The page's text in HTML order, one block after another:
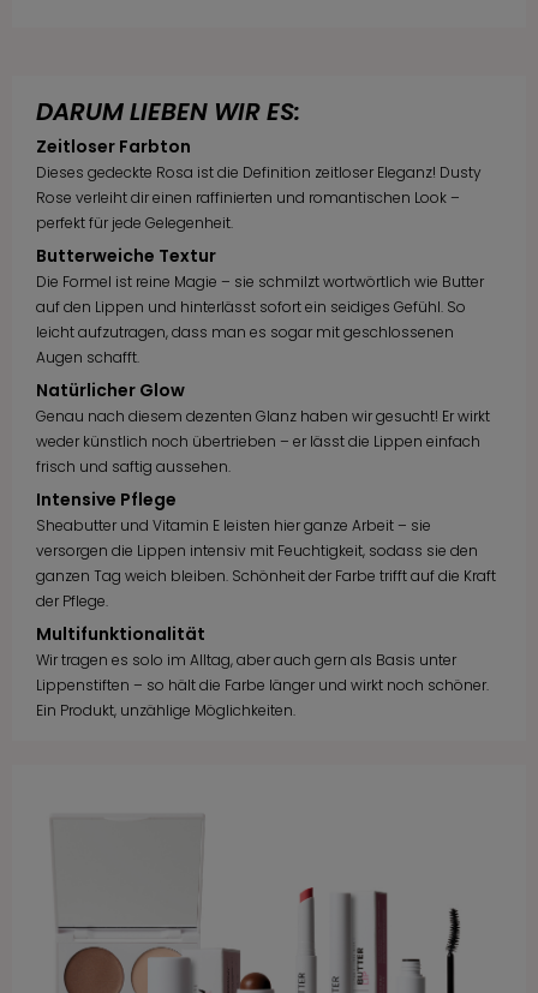
DARUM LIEBEN WIR ES:
Zeitloser Farbton
Dieses gedeckte Rosa ist die Definition zeitloser Eleganz! Dusty
Rose verleiht dir einen raffinierten und romantischen Look –
perfekt für jede Gelegenheit.
Butterweiche Textur
Die Formel ist reine Magie – sie schmilzt wortwörtlich wie Butter
auf den Lippen und hinterlässt sofort ein seidiges Gefühl. So
leicht aufzutragen, dass man es sogar mit geschlossenen
Augen schafft.
Natürlicher Glow
Genau nach diesem dezenten Glanz haben wir gesucht! Er wirkt
weder künstlich noch übertrieben – er lässt die Lippen einfach
frisch und saftig aussehen.
Intensive Pflege
Sheabutter und Vitamin E leisten hier ganze Arbeit – sie
versorgen die Lippen intensiv mit Feuchtigkeit, sodass sie den
ganzen Tag weich bleiben. Schönheit der Farbe trifft auf die Kraft
der Pflege.
Multifunktionalität
Wir tragen es solo im Alltag, aber auch gern als Basis unter
Lippenstiften – so hält die Farbe länger und wirkt noch schöner.
Ein Produkt, unzählige Möglichkeiten.